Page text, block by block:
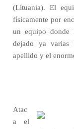
(Lituania). El
físicamente por
un equipo donde
dejado ya varias
apellido y el
Atac
a el